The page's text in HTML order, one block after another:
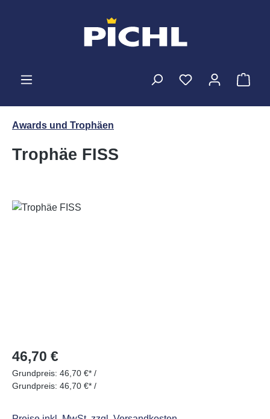
Awards und Trophäen
Trophäe FISS
Bildergalerie überspringen
Regulärer Preis:
46,70 €
Grundpreis: 46,70 €* /
Grundpreis: 46,70 €* /